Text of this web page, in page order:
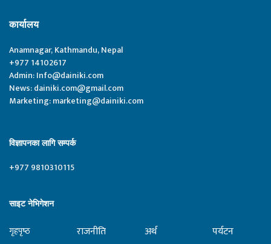
कार्यालय
Anamnagar, Kathmandu, Nepal
+977 14102617
Admin:Info@dainiki.com
News:dainiki.com@gmail.com
Marketing:marketing@dainiki.com
विज्ञापनका लागि सम्पर्क
+977 9810310115
साइट नेभिगेशन
गृहपृष्‍ठ
राजनीति
अर्थ
पर्यटन